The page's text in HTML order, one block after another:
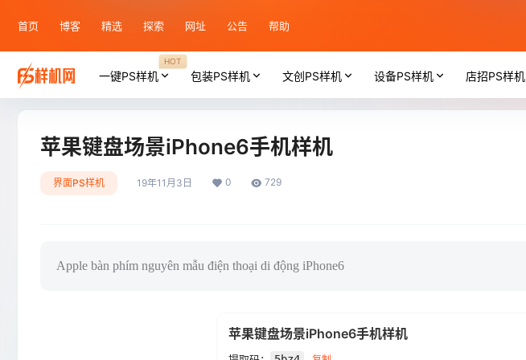
首页 博客 精选 探索 网址 公告 帮助
一键PS样机
HOT
包装PS样机 文创PS样机 设备PS样机 店招PS样机
苹果键盘场景iPhone6手机样机
界面PS样机 19年11月3日 0 729
Apple bàn phím nguyên mẫu điện thoại di động iPhone6
苹果键盘场景iPhone6手机样机